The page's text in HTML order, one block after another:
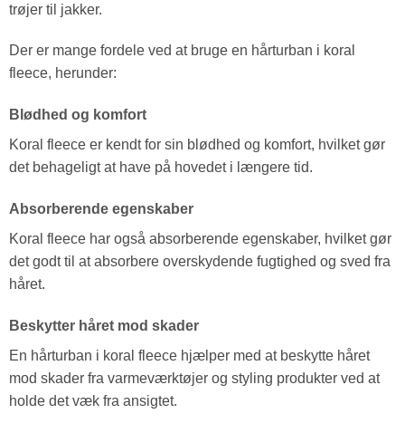
trøjer til jakker.
Der er mange fordele ved at bruge en hårturban i koral
fleece, herunder:
Blødhed og komfort
Koral fleece er kendt for sin blødhed og komfort, hvilket gør
det behageligt at have på hovedet i længere tid.
Absorberende egenskaber
Koral fleece har også absorberende egenskaber, hvilket gør
det godt til at absorbere overskydende fugtighed og sved fra
håret.
Beskytter håret mod skader
En hårturban i koral fleece hjælper med at beskytte håret
mod skader fra varmeværktøjer og styling produkter ved at
holde det væk fra ansigtet.